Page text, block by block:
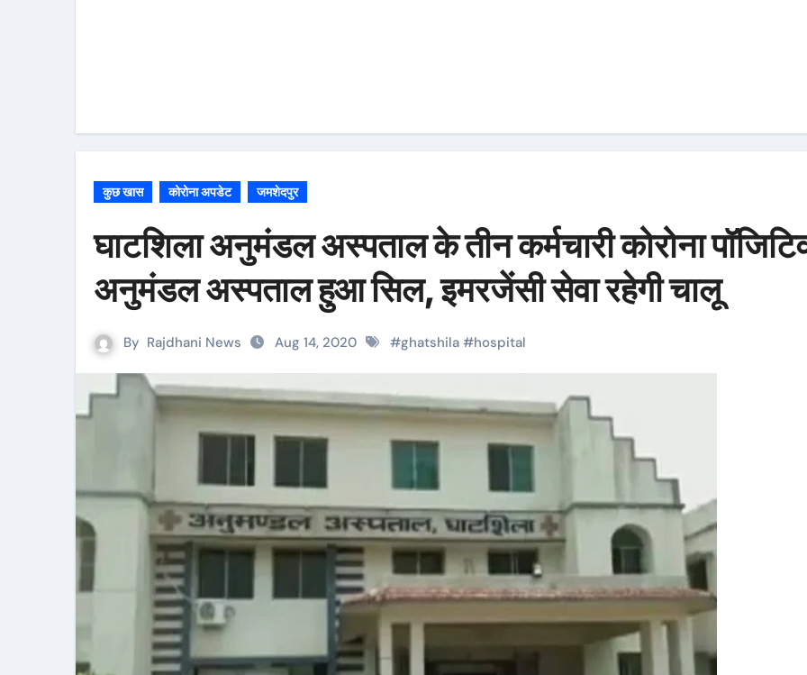
कुछ खास कोरोना अपडेट जमशेदपुर
घाटशिला अनुमंडल अस्पताल के तीन कर्मचारी कोरोना
अनुमंडल अस्पताल हुआ सिल, इमरजेंसी सेवा रहेगी चालू
By Rajdhani News Aug 14, 2020 #ghatshila #hospital